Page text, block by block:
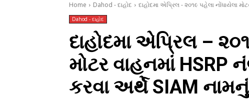
Home Dahod - દાહોદ દાહોદમા એપ્રિલ - ૨૦૧૯ પહેલા નોંધાયેલા
Dahod - દાહોદ
દાહોદમા એપ્રિલ –
મોટર વાહનમાં HSRP
કરવા અર્થે SIAM